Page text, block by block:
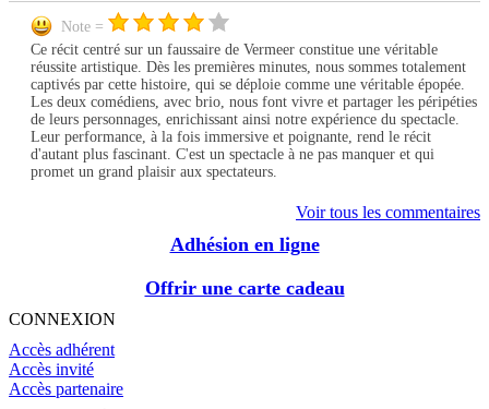
Note =
Ce récit centré sur un faussaire de Vermeer constitue une véritable
réussite artistique. Dès les premières minutes, nous sommes totalement
captivés par cette histoire, qui se déploie comme une véritable épopée.
Les deux comédiens, avec brio, nous font vivre et partager les péripéties
de leurs personnages, enrichissant ainsi notre expérience du spectacle.
Leur performance, à la fois immersive et poignante, rend le récit
d'autant plus fascinant. C'est un spectacle à ne pas manquer et qui
promet un grand plaisir aux spectateurs.
Voir tous les commentaires
Adhésion en ligne
Offrir une carte cadeau
CONNEXION
Accès adhérent
Accès invité
Accès partenaire